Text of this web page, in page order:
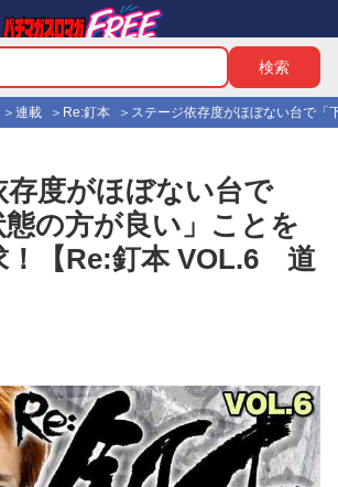
連載 Re:釘本 ステージ依存度がほぼない台で
存度がほぼない台で
態の方が良い」ことを
！【Re:釘本 VOL.6 道